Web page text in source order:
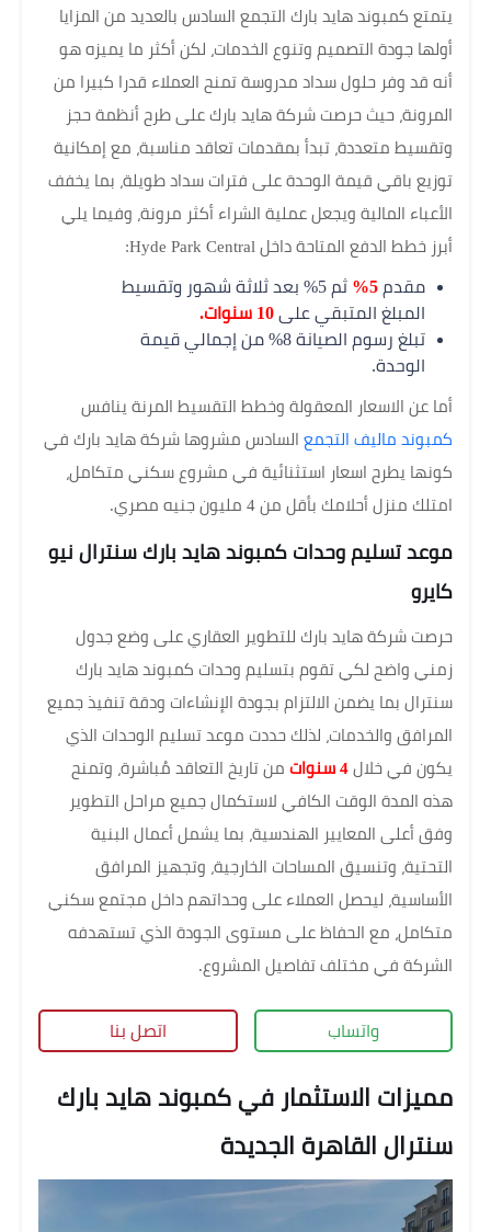
يتمتع كمبوند هايد بارك التجمع السادس بالعديد من المزايا
أولها جودة التصميم وتنوع الخدمات، لكن أكثر ما يميزه هو
أنه قد وفر حلول سداد مدروسة تمنح العملاء قدرا كبيرا من
المرونة، حيث حرصت شركة هايد بارك على طرح أنظمة حجز
وتقسيط متعددة، تبدأ بمقدمات تعاقد مناسبة، مع إمكانية
توزيع باقي قيمة الوحدة على فترات سداد طويلة، بما يخفف
الأعباء المالية ويجعل عملية الشراء أكثر مرونة، وفيما يلي
أبرز خطط الدفع المتاحة داخل Hyde Park Central:
مقدم 5%
ثم 5% بعد ثلاثة شهور وتقسيط
المبلغ المتبقي على 10 سنوات.
تبلغ رسوم الصيانة 8% من إجمالي قيمة
الوحدة.
أما عن الاسعار المعقولة وخطط التقسيط المرنة ينافس
كمبوند ماليف التجمع السادس مشروها شركة هايد بارك في
كونها يطرح اسعار استثنائية في مشروع سكني متكامل،
امتلك منزل أحلامك بأقل من 4 مليون جنيه مصري.
موعد تسليم وحدات كمبوند هايد بارك سنترال نيو
كايرو
حرصت شركة هايد بارك للتطوير العقاري على وضع جدول
زمني واضح لكي تقوم بتسليم وحدات كمبوند هايد بارك
سنترال بما يضمن الالتزام بجودة الإنشاءات ودقة تنفيذ جميع
المرافق والخدمات، لذلك حددت موعد تسليم الوحدات الذي
يكون في خلال 4 سنوات
من تاريخ التعاقد مُباشرة، وتمنح
هذه المدة الوقت الكافي لاستكمال جميع مراحل التطوير
وفق أعلى المعايير الهندسية، بما يشمل أعمال البنية
التحتية، وتنسيق المساحات الخارجية، وتجهيز المرافق
الأساسية، ليحصل العملاء على وحداتهم داخل مجتمع سكني
متكامل، مع الحفاظ على مستوى الجودة الذي تستهدفه
الشركة في مختلف تفاصيل المشروع.
واتساب اتصل بنا
مميزات الاستثمار في كمبوند هايد بارك
سنترال القاهرة الجديدة